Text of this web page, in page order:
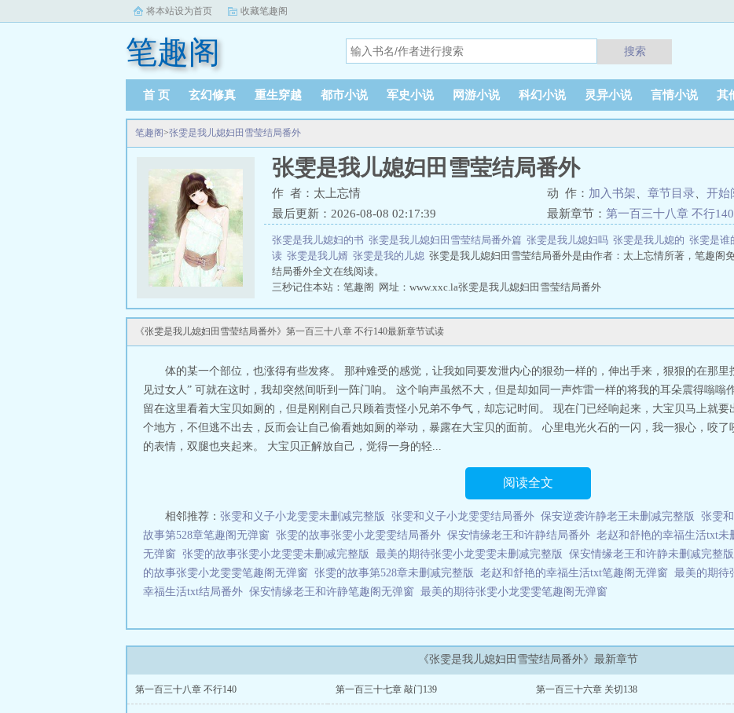
将本站设为首页 收藏笔趣阁
笔趣阁 搜索
首 页 玄幻修真 重生穿越 都市小说 军史小说 网游小说 科幻小说 灵异小说 言情小说 其
笔趣阁>张雯是我儿媳妇田雪莹结局番外
张雯是我儿媳妇田雪莹结局番外
作 者：太上忘情 动 作： 加入书架 章节目录
开始
最后更新：2026-08-08 02:17:39
最新章节： 第一百三十八章 不行140
张雯是我儿媳妇的书 张雯是我儿媳妇田雪莹结局番外篇 张雯是我儿媳妇吗 张雯是我儿媳的 张雯是谁
读 张雯是我儿婿 张雯是我的儿媳 张雯是我儿媳妇田雪莹结局番外是由作者：太上忘情所著，笔趣阁
结局番外全文在线阅读。
三秒记住本站：笔趣阁 网址：www.xxc.la张雯是我儿媳妇田雪莹结局番外
《张雯是我儿媳妇田雪莹结局番外》第一百三十八章 不行140最新章节试读
体的某一个部位，也涨得有些发疼。 那种难受的感觉，让我如同要发泄内心的狠劲一样的，伸出手来，狠狠的在那
见过女人” 可就在这时，我却突然间听到一阵门响。 这个响声虽然不大，但是却如同一声炸雷一样的将我的耳朵震得嗡嗡
留在这里看着大宝贝如厕的，但是刚刚自己只顾着责怪小兄弟不争气，却忘记时间。 现在门已经响起来，大宝贝马上就
个地方，不但逃不出去，反而会让自己偷看她如厕的举动，暴露在大宝贝的面前。 心里电光火石的一闪，我一狠心，咬
的表情，双腿也夹起来。 大宝贝正解放自己，觉得一身的轻...
阅读全文
相邻推荐： 张雯和义子小龙雯雯未删减完整版 张雯和义子小龙雯雯结局番外 保安逆袭许静老王未删减完整版 张雯
故事第528章笔趣阁无弹窗 张雯的故事张雯小龙雯雯结局番外 保安情缘老王和许静结局番外 老赵和舒艳的幸福生活txt未
无弹窗 张雯的故事张雯小龙雯雯未删减完整版 最美的期待张雯小龙雯雯未删减完整版 保安情缘老王和许静未删减完整版
的故事张雯小龙雯雯笔趣阁无弹窗 张雯的故事第528章未删减完整版 老赵和舒艳的幸福生活txt笔趣阁无弹窗 最美的期待
幸福生活txt结局番外 保安情缘老王和许静笔趣阁无弹窗 最美的期待张雯小龙雯雯笔趣阁无弹窗
《张雯是我儿媳妇田雪莹结局番外》最新章节
第一百三十八章 不行140 第一百三十七章 敲门139 第一百三十六章 关切138